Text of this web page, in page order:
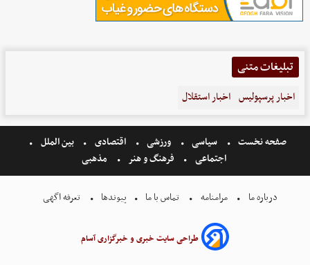
تبلیغات متنی
اخبار پرسپولیس اخبار استقلال
صفحه نخست سیاسی ورزشی اقتصادی
بین الملل
اجتماعی
فرهنگ و هنر مذهبی
درباره ما مرامنامه تماس با ما پیوندها تعرفه اگهی
طراحی سایت خبری و خبرگزاری آسام